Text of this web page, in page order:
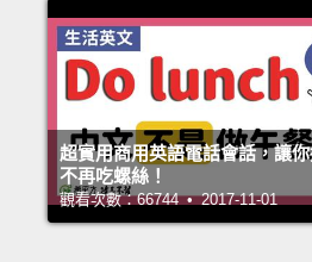
超實用商用英語電話會話，讓
不再吃螺絲！
觀看次數：66744 • 2017-11-01